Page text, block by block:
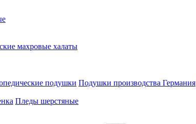
махровые халаты
подушки Подушки производства Германия
Пледы шерстяные